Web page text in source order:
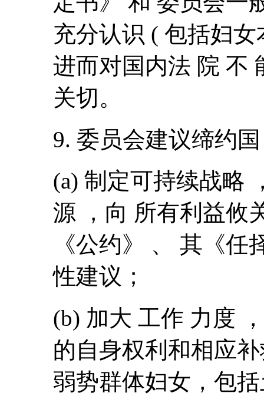
充分认识 ( 包括妇
进而对国内法 院 不
关切。
9. 委员会建议缔约
(a) 制定可持续战略
源 ，向 所有利益攸
《公约》 、 其《
性建议；
(b) 加大 工作 力度
的自身权利和相应
弱势群体妇女，包